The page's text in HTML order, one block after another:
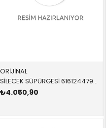
ORİJİNAL
SİLECEK SÜPÜRGESİ 61612447932 61612447932 61612447932 G30,F90,F45 TAKIM ÖN 2019-
₺4.050,90